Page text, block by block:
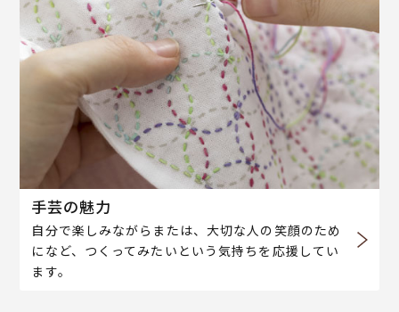
手芸の魅力
自分で楽しみながらまたは、大切な人の笑顔のため
になど、つくってみたいという気持ちを応援してい
ます。